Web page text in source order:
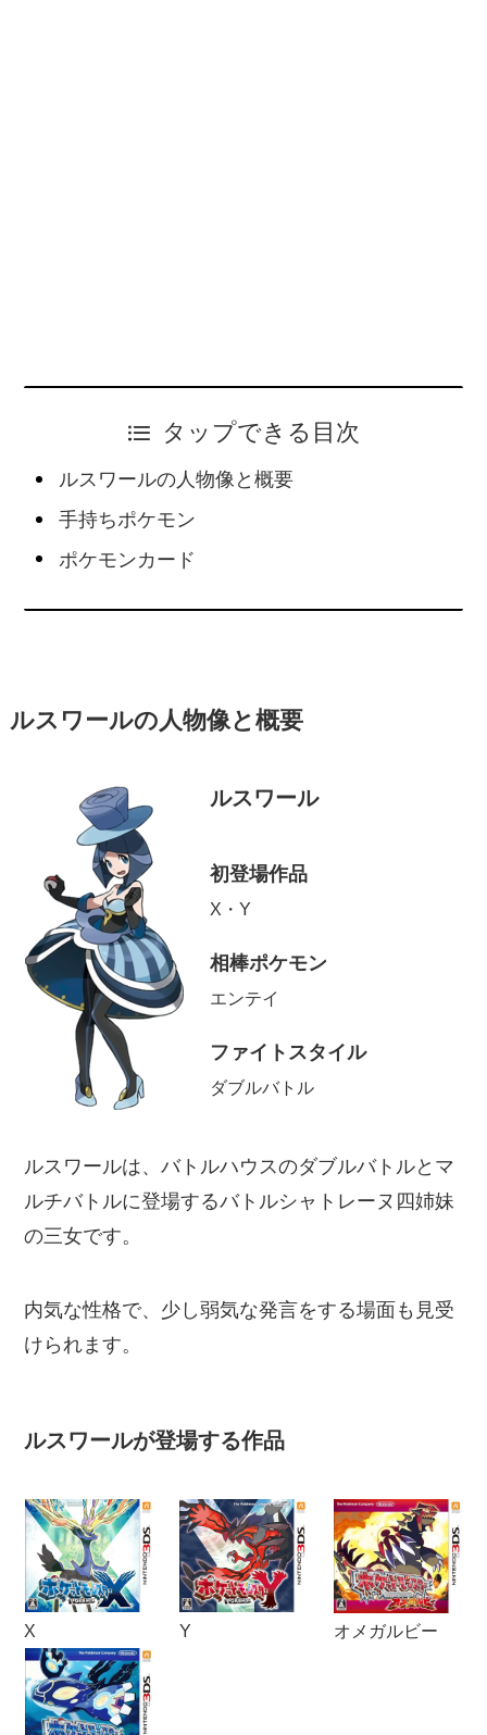
タップできる目次
ルスワールの人物像と概要
手持ちポケモン
ポケモンカード
ルスワールの人物像と概要
ルスワール
初登場作品
X・Y
相棒ポケモン
エンテイ
ファイトスタイル
ダブルバトル
ルスワールは、バトルハウスのダブルバトルとマ
ルチバトルに登場するバトルシャトレーヌ四姉妹
の三女です。
内気な性格で、少し弱気な発言をする場面も見受
けられます。
ルスワールが登場する作品
X Y オメガルビー